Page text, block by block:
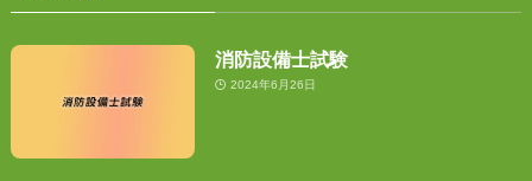
消防設備士試験
2024年6月26日